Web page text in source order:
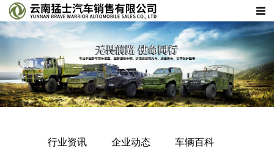
行业资讯 企业动态 车辆百科